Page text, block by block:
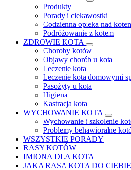
Produkty
Porady i ciekawostki
Codzienna opieka nad
Podróżowanie z kotem
ZDROWIE KOTA
Choroby kotów
Objawy chorób u kota
Leczenie kota
Leczenie kota domowymi
Pasożyty u kota
Higiena
Kastracja kota
WYCHOWANIE KOTA
Wychowanie i szkolenie
Problemy behawioralne
WSZYSTKIE PORADY
RASY KOTÓW
IMIONA DLA KOTA
JAKA RASA KOTA DO CIEBIE